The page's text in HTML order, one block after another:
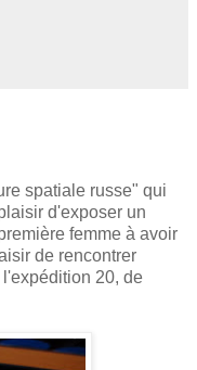
spatiale russe" qui
d'exposer un
femme à avoir
de rencontrer
20, de